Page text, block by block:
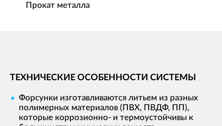
Прокат металла
ТЕХНИЧЕСКИЕ ОСОБЕННОСТИ СИСТЕМЫ
Форсунки изготавливаются литьем из разных
полимерных материалов (ПВХ, ПВДФ, ПП),
которые коррозионно- и термоустойчивы к